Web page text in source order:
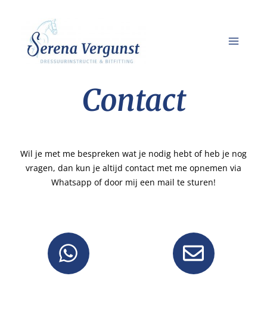
INHOUD
Contact
Wil je met me bespreken wat je nodig hebt of heb je nog
vragen, dan kun je altijd contact met me opnemen via
Whatsapp of door mij een mail te sturen!